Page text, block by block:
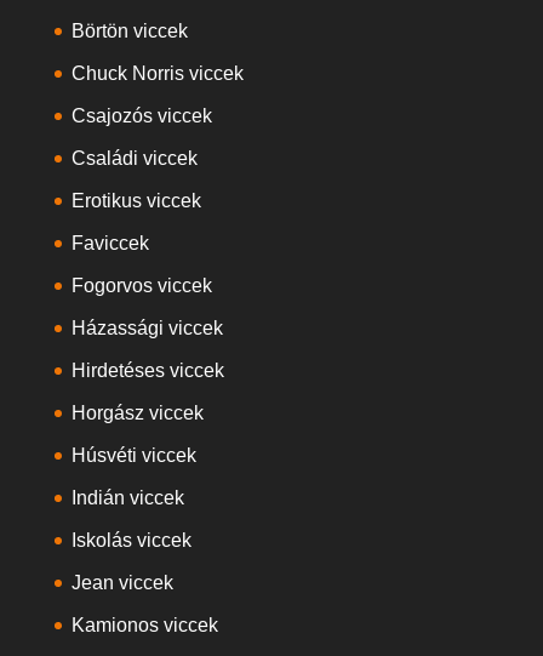
Börtön viccek
Chuck Norris viccek
Csajozós viccek
Családi viccek
Erotikus viccek
Faviccek
Fogorvos viccek
Házassági viccek
Hirdetéses viccek
Horgász viccek
Húsvéti viccek
Indián viccek
Iskolás viccek
Jean viccek
Kamionos viccek